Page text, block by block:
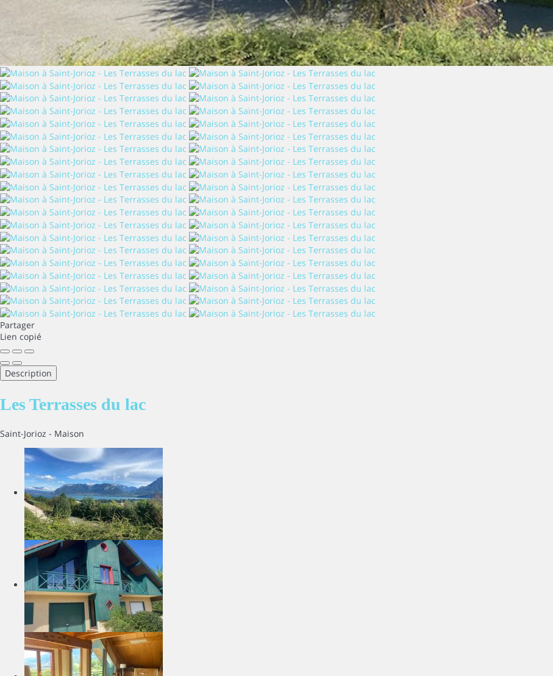
Partager
Lien copié
Description
Les Terrasses du lac
Saint-Jorioz - Maison